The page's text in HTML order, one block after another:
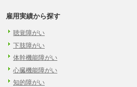
雇用実績から探す
聴覚障がい
下肢障がい
体幹機能障がい
心臓機能障がい
知的障がい